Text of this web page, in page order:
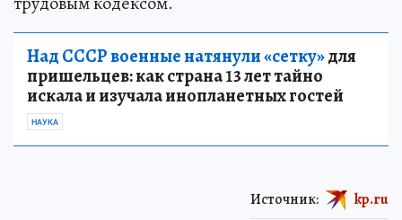
Над СССР военные натянули «сетку»для
пришельцев: как страна 13 лет тайно
искала и изучала инопланетных гостей
НАУКА
Источник: kp.ru